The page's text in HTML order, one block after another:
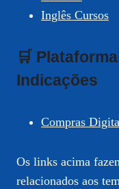
Inglês Cursos
🛒
Indicações
Compras
Os links acima
relacionados aos